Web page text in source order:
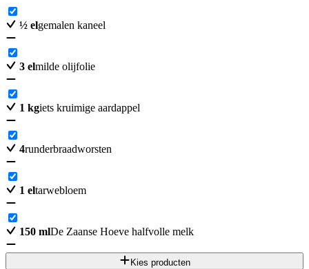
½ elgemalen kaneel
3 elmilde olijfolie
1 kgiets kruimige aardappel
4runderbraadworsten
1 eltarwebloem
150 mlDe Zaanse Hoeve halfvolle melk
Kies producten